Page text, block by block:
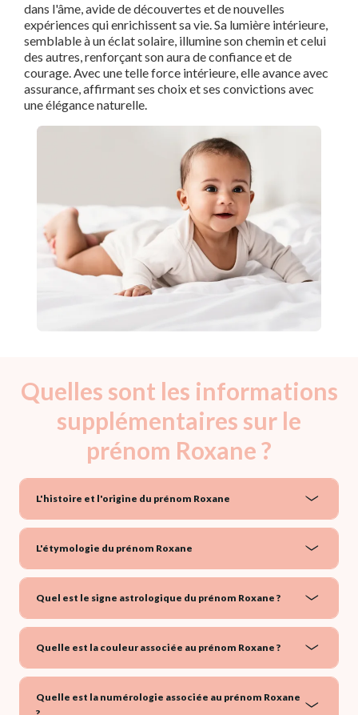
dans l'âme, avide de découvertes et de nouvelles
expériences qui enrichissent sa vie. Sa lumière intérieure,
semblable à un éclat solaire, illumine son chemin et celui
des autres, renforçant son aura de confiance et de
courage. Avec une telle force intérieure, elle avance avec
assurance, affirmant ses choix et ses convictions avec
une élégance naturelle.
Quelles sont les informations
supplémentaires sur le
prénom Roxane ?
L'histoire et l'origine du prénom Roxane
L'étymologie du prénom Roxane
Quel est le signe astrologique du prénom Roxane ?
Quelle est la couleur associée au prénom Roxane ?
Quelle est la numérologie associée au prénom Roxane